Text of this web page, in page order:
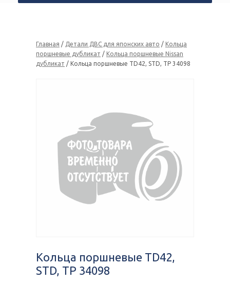
Главная / Детали ДВС для японских авто / Кольца
поршневые дубликат / Кольца поршневые Nissan
дубликат / Кольца поршневые TD42, STD, TP 34098
Кольца поршневые TD42,
STD, TP 34098